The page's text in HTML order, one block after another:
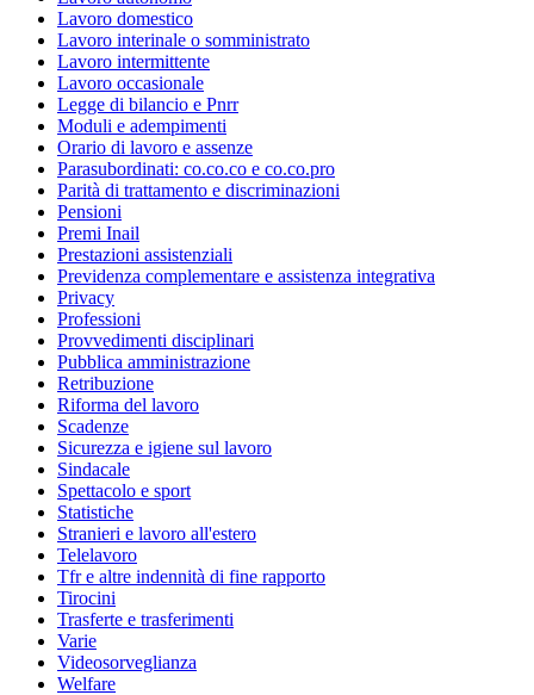
Lavoro domestico
Lavoro interinale o somministrato
Lavoro intermittente
Lavoro occasionale
Legge di bilancio e Pnrr
Moduli e adempimenti
Orario di lavoro e assenze
Parasubordinati: co.co.co e co.co.pro
Parità di trattamento e discriminazioni
Pensioni
Premi Inail
Prestazioni assistenziali
Previdenza complementare e assistenza integrativa
Privacy
Professioni
Provvedimenti disciplinari
Pubblica amministrazione
Retribuzione
Riforma del lavoro
Scadenze
Sicurezza e igiene sul lavoro
Sindacale
Spettacolo e sport
Statistiche
Stranieri e lavoro all'estero
Telelavoro
Tfr e altre indennità di fine rapporto
Tirocini
Trasferte e trasferimenti
Varie
Videosorveglianza
Welfare